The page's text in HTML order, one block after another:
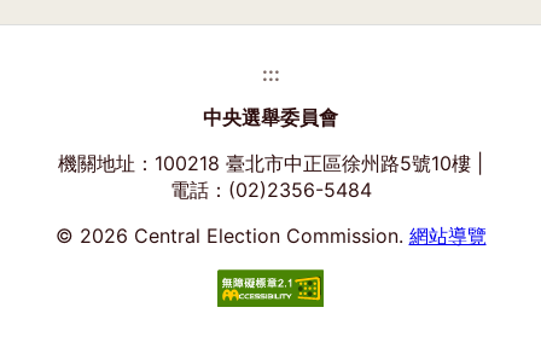
:::
中央選舉委員會
機關地址：100218 臺北市中正區徐州路5號10樓 |
電話：(02)2356-5484
© 2026 Central Election Commission. 網站導覽